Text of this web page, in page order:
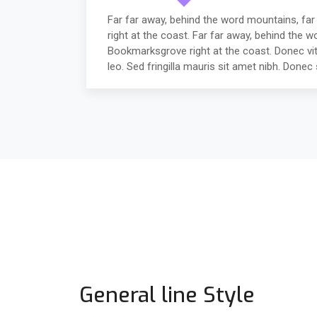
Far far away, behind the word mountains,
right at the coast. Far far away, behind the
Bookmarksgrove right at the coast. Donec
leo. Sed fringilla mauris sit amet nibh.
General line Style